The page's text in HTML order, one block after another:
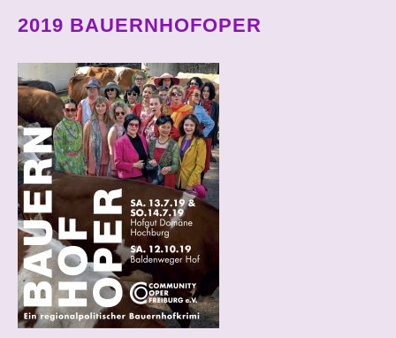
2019 BAUERNHOFOPER